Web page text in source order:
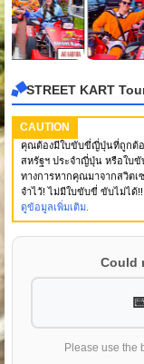
STREET KART
CAUTION
คุณต้องมีใบขับขี่ญี่ปุ่นที่ถูกต้อ
สหรัฐฯ ประจำญี่ปุ่น หรือใบ
ทางการหากคุณมาจากสวิตเ
จำไว้! ไม่มีใบขับขี่ ขับไม่ได้!!
ดูข้อมูลเพิ่มเติม.
Could
Please use the